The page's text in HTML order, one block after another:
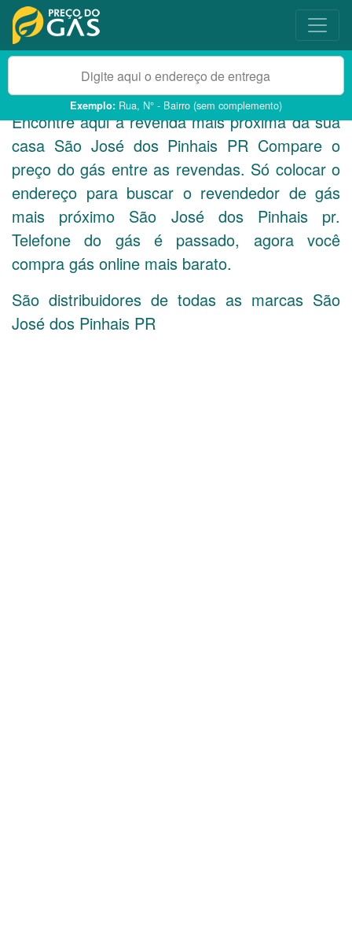
Exemplo: Rua, N° - Bairro (sem complemento)
Encontre aqui a revenda mais próxima da sua
casa São José dos Pinhais PR Compare o
preço do gás entre as revendas. Só colocar o
endereço para buscar o revendedor de gás
mais próximo São José dos Pinhais pr.
Telefone do gás é passado, agora você
compra gás online mais barato.
São distribuidores de todas as marcas São
José dos Pinhais PR